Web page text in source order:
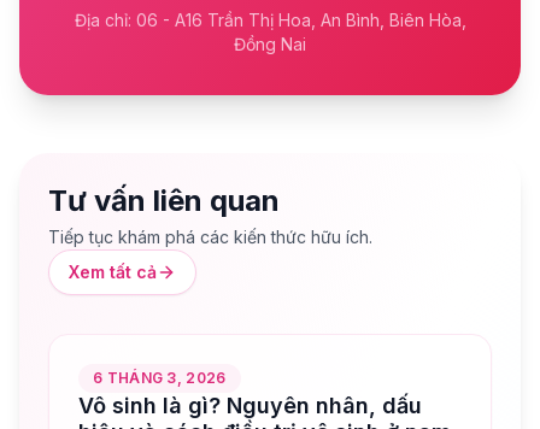
Địa chỉ: 06 - A16 Trần Thị Hoa, An Bình, Biên Hòa,
Đồng Nai
Tư vấn liên quan
Tiếp tục khám phá các kiến thức hữu ích.
Xem tất cả
6 THÁNG 3, 2026
Vô sinh là gì? Nguyên nhân, dấu